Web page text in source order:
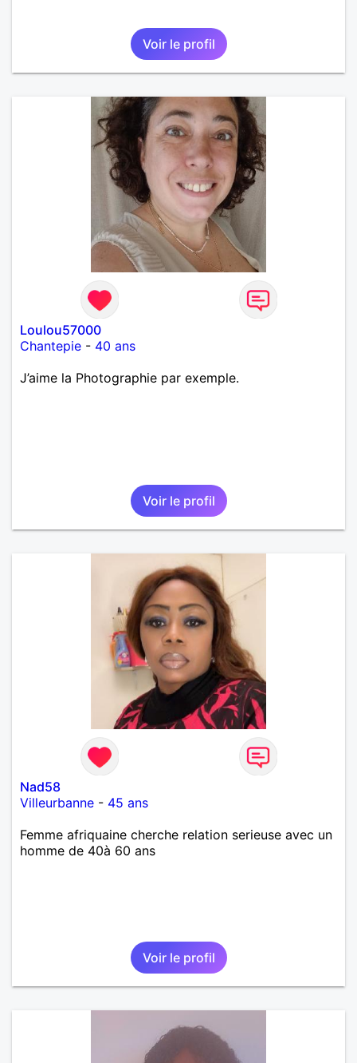
Voir le profil
Loulou57000
Chantepie - 40 ans
J’aime la Photographie par exemple.
Voir le profil
Nad58
Villeurbanne - 45 ans
Femme afriquaine cherche relation serieuse avec un
homme de 40à 60 ans
Voir le profil